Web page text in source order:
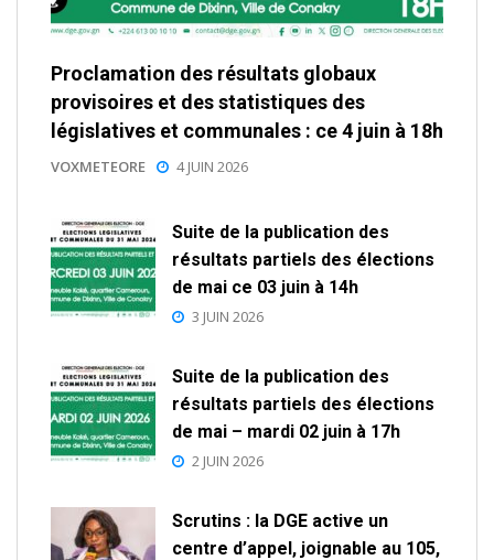
Proclamation des résultats globaux
provisoires et des statistiques des
législatives et communales : ce 4 juin à 18h
VOXMETEORE 4 JUIN 2026
Suite de la publication des
résultats partiels des élections
de mai ce 03 juin à 14h
3 JUIN 2026
Suite de la publication des
résultats partiels des élections
de mai – mardi 02 juin à 17h
2 JUIN 2026
Scrutins : la DGE active un
centre d’appel, joignable au 105,